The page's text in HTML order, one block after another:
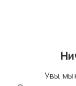
Увы, мы